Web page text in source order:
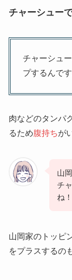
チャーシュー
チャーシュ
プするんです
肉などのタンパ
るため腹持ちが
山
チ
ね！
山岡家のトッピ
をプラスするの